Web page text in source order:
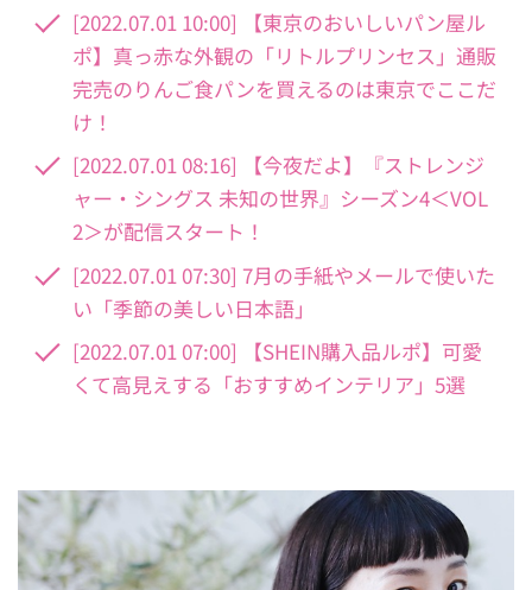
[2022.07.01 10:00] 【東京のおいしいパン屋ル
ポ】真っ赤な外観の「リトルプリンセス」通販
完売のりんご食パンを買えるのは東京でここだ
け！
[2022.07.01 08:16] 【今夜だよ】『ストレンジ
ャー・シングス 未知の世界』シーズン4＜VOL
2＞が配信スタート！
[2022.07.01 07:30] 7月の手紙やメールで使いた
い「季節の美しい日本語」
[2022.07.01 07:00] 【SHEIN購入品ルポ】可愛
くて高見えする「おすすめインテリア」5選